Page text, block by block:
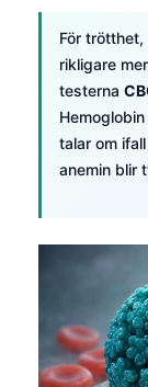
För
rikligare
testerna
talar om
anemin blir